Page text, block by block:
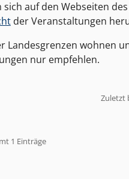
auf den Webseiten
der Veranstaltungen
wohnen
nur empfehlen.
Zuletzt
1 Einträge